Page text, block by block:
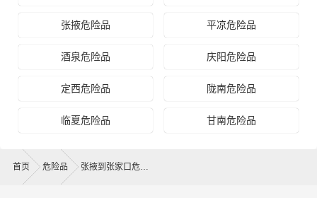
如何计算张掖至张家口物流费用总报价？
物流费用总报价=张掖提货费用+专线运输费用+张家口送货
上门费用。
怎么计算专线运输费用？
专线运输费用的计算方式为：单价货物乘以重量或者体
货，根据货物性质确定单价。
张掖危险品 平凉危险品
酒泉危险品 庆阳危险品
定西危险品 陇南危险品
临夏危险品 甘南危险品
首页 危险品 张掖到张家口危险品运输公司